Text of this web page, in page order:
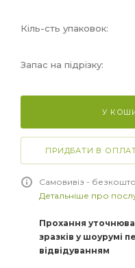
Кіль-сть упаковок:
Запас на підрізку:
У
ПРИДБАТИ В
Самовивіз -
Детальніше про
Прохання
зразків у шоурумі
відвідуванням